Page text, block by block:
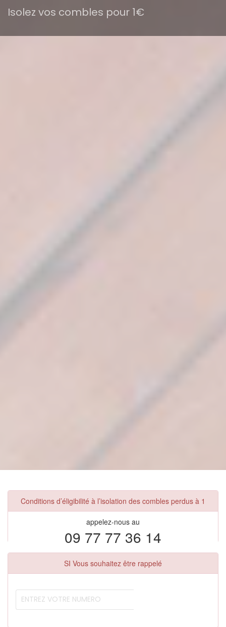
Isolez vos combles pour 1€
Conditions d’éligibilité à l’isolation des combles perdus à 1
appelez-nous au
09 77 77 36 14
SI Vous souhaitez être rappelé